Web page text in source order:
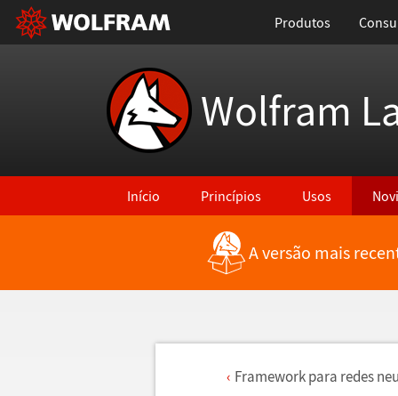
Produtos
Wolfram
Início Princípios Usos
A versão mais
Framework para redes